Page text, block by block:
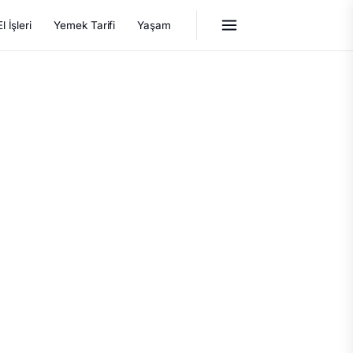
İşleri Yemek Tarifi Yaşam